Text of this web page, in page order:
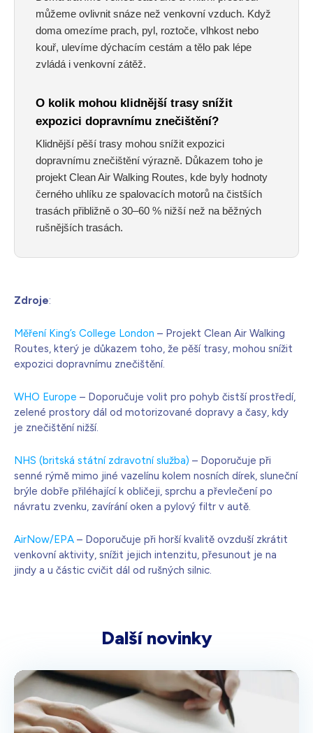
můžeme ovlivnit snáze než venkovní vzduch. Když
doma omezíme prach, pyl, roztoče, vlhkost nebo
kouř, ulevíme dýchacím cestám a tělo pak lépe
zvládá i venkovní zátěž.
O kolik mohou klidnější trasy snížit
expozici dopravnímu znečištění?
Klidnější pěší trasy mohou snížit expozici
dopravnímu znečištění výrazně. Důkazem toho je
projekt Clean Air Walking Routes, kde byly hodnoty
černého uhlíku ze spalovacích motorů na čistších
trasách přibližně o 30–60 % nižší než na běžných
rušnějších trasách.
Zdroje:
Měření King’s College London – Projekt Clean Air Walking
Routes, který je důkazem toho, že pěší trasy, mohou snížit
expozici dopravnímu znečištění.
WHO Europe – Doporučuje volit pro pohyb čistší prostředí,
zelené prostory dál od motorizované dopravy a časy, kdy
je znečištění nižší.
NHS (britská státní zdravotní služba) – Doporučuje při
senné rýmě mimo jiné vazelínu kolem nosních dírek, sluneční
brýle dobře přiléhající k obličeji, sprchu a převlečení po
návratu zvenku, zavírání oken a pylový filtr v autě.
AirNow/EPA – Doporučuje při horší kvalitě ovzduší zkrátit
venkovní aktivity, snížit jejich intenzitu, přesunout je na
jindy a u částic cvičit dál od rušných silnic.
Další novinky